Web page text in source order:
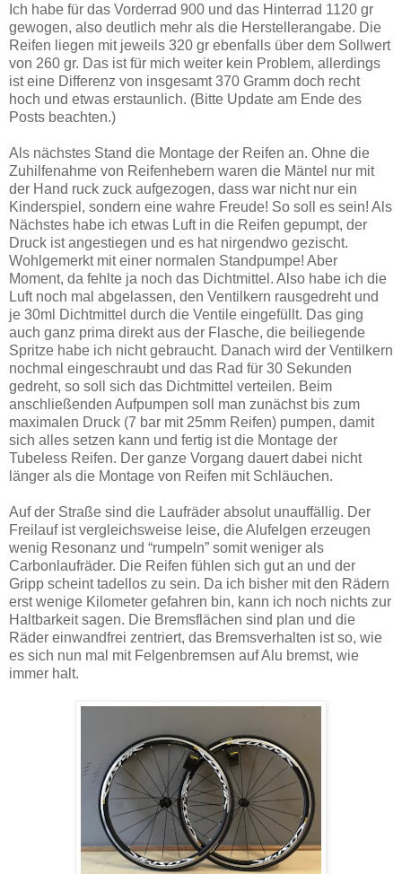
Ich habe für das Vorderrad 900 und das Hinterrad 1120 gr
gewogen, also deutlich mehr als die Herstellerangabe. Die
Reifen liegen mit jeweils 320 gr ebenfalls über dem Sollwert
von 260 gr. Das ist für mich weiter kein Problem, allerdings
ist eine Differenz von insgesamt 370 Gramm doch recht
hoch und etwas erstaunlich. (Bitte Update am Ende des
Posts beachten.)
Als nächstes Stand die Montage der Reifen an. Ohne die
Zuhilfenahme von Reifenhebern waren die Mäntel nur mit
der Hand ruck zuck aufgezogen, dass war nicht nur ein
Kinderspiel, sondern eine wahre Freude! So soll es sein! Als
Nächstes habe ich etwas Luft in die Reifen gepumpt, der
Druck ist angestiegen und es hat nirgendwo gezischt.
Wohlgemerkt mit einer normalen Standpumpe! Aber
Moment, da fehlte ja noch das Dichtmittel. Also habe ich die
Luft noch mal abgelassen, den Ventilkern rausgedreht und
je 30ml Dichtmittel durch die Ventile eingefüllt. Das ging
auch ganz prima direkt aus der Flasche, die beiliegende
Spritze habe ich nicht gebraucht. Danach wird der Ventilkern
nochmal eingeschraubt und das Rad für 30 Sekunden
gedreht, so soll sich das Dichtmittel verteilen. Beim
anschließenden Aufpumpen soll man zunächst bis zum
maximalen Druck (7 bar mit 25mm Reifen) pumpen, damit
sich alles setzen kann und fertig ist die Montage der
Tubeless Reifen. Der ganze Vorgang dauert dabei nicht
länger als die Montage von Reifen mit Schläuchen.
Auf der Straße sind die Laufräder absolut unauffällig. Der
Freilauf ist vergleichsweise leise, die Alufelgen erzeugen
wenig Resonanz und “rumpeln” somit weniger als
Carbonlaufräder. Die Reifen fühlen sich gut an und der
Gripp scheint tadellos zu sein. Da ich bisher mit den Rädern
erst wenige Kilometer gefahren bin, kann ich noch nichts zur
Haltbarkeit sagen. Die Bremsflächen sind plan und die
Räder einwandfrei zentriert, das Bremsverhalten ist so, wie
es sich nun mal mit Felgenbremsen auf Alu bremst, wie
immer halt.